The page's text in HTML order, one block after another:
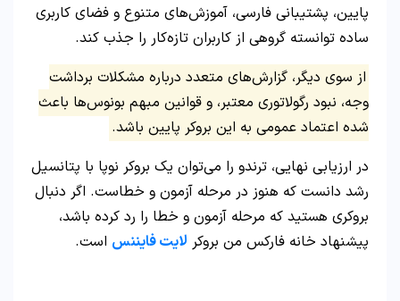
پایین، پشتیبانی فارسی، آموزش‌های متنوع و فضای کاربری
ساده توانسته گروهی از کاربران تازه‌کار را جذب کند.
از سوی دیگر، گزارش‌های متعدد درباره مشکلات برداشت
وجه، نبود رگولاتوری معتبر، و قوانین مبهم بونوس‌ها باعث
شده اعتماد عمومی به این بروکر پایین باشد.
در ارزیابی نهایی، ترندو را می‌توان یک بروکر نوپا با پتانسیل
رشد دانست که هنوز در مرحله آزمون و خطاست. اگر دنبال
بروکری هستید که مرحله آزمون و خطا را رد کرده باشد،
پیشنهاد خانه فارکس من بروکر لایت فایننس است.